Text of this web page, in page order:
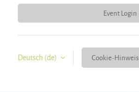
Event Login
Deutsch ‎(de)‎ Cookie-Hinweis